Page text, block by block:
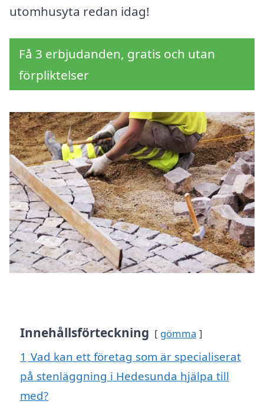
utomhusyta redan idag!
Få 3 erbjudanden, gratis och utan
förpliktelser
Innehållsförteckning gömma
1 Vad kan ett företag som är specialiserat
på stenläggning i Hedesunda hjälpa till
med?